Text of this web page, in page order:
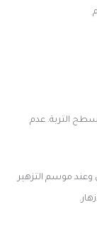
أو عند جفاف أول 3 سم من سطح التربة. عدم
وعند موسم التزهير